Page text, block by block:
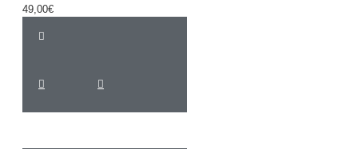
49,00€